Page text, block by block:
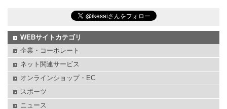
WEBサイトカテゴリ
企業・コーポレート
ネット関連サービス
オンラインショップ・EC
スポーツ
ニュース